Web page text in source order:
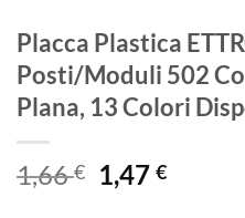
Placca Plastica
Posti/Moduli 502
Plana, 13 Colori
1,66€
Il
prezzo
1,47€Il